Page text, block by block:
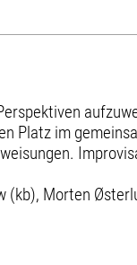
Platz im
Morten